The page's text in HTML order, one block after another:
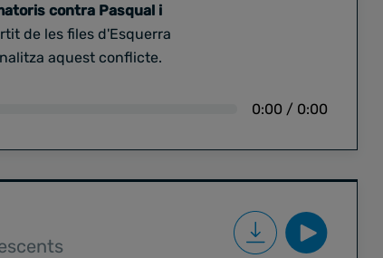
contra Pasqual i
de les files d'Esquerra
aquest conflicte.
0:00 / 0:00